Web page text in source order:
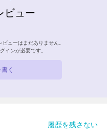
ビュー
ューはまだありません。
インが必要です。
く
履歴を残さない